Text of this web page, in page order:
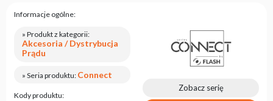
Częste
Wybierz
serię
Informacje ogólne:
» Produkt z kategorii:
Akcesoria / Dystrybucja
Prądu
» Seria produktu: Connect
Kody produktu:
Zobacz serię